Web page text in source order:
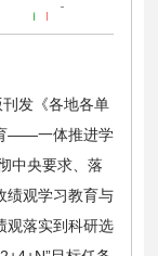
发《各地各单
——一体推进学
中央要求、落
绩观学习教育与
观落实到科研选